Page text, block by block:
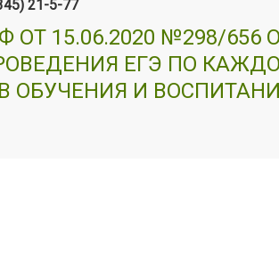
21-5-77
15.06.2020 №298/
ЕГЭ ПО
И